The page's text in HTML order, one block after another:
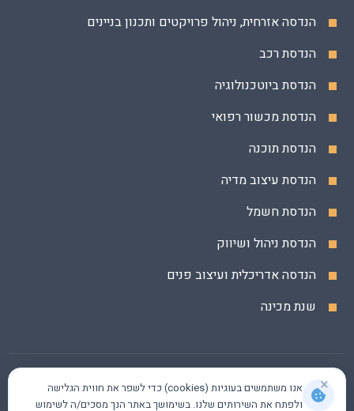
הנדסה אזרחית, ניהול פרויקטים ותכנון בניינים
הנדסת רכב
הנדסת ביוטכנולוגיה
הנדסת מכשור רפואי
הנדסת תוכנה
הנדסת עיצוב מדיה
הנדסת חשמל
הנדסת ניהול ושיווק
הנדסה אדריכלית ועיצוב פנים
שנת מכינה
×
אנו משתמשים בעוגיות (cookies) כדי לשפר את חווית הגלישה
ולפתח את השירותים שלנו. בשימושך באתר הנך מסכים/ה לשימוש